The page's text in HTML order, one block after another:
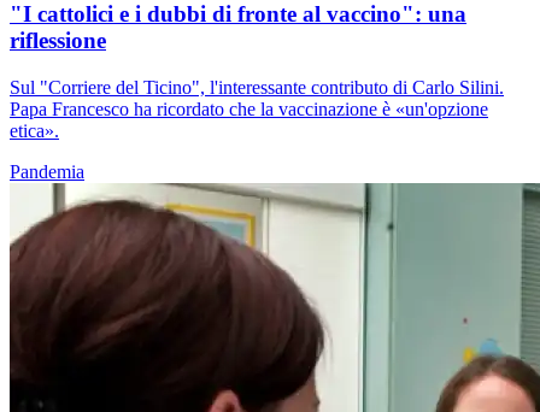
"I cattolici e i dubbi di fronte al vaccino": una
riflessione
Sul "Corriere del Ticino", l'interessante contributo di Carlo Silini.
Papa Francesco ha ricordato che la vaccinazione è «un'opzione
etica».
Pandemia